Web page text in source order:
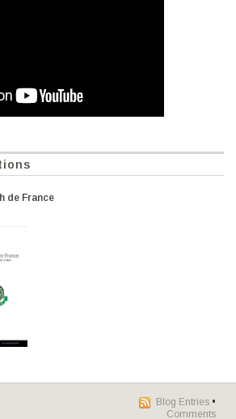
de France
Blog Entries •
Comments